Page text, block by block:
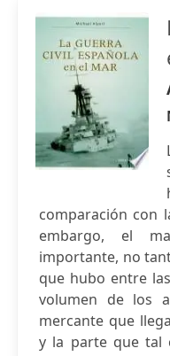
comparación con
embargo, el
importante, no
que hubo entre
volumen de los
mercante que
y la parte que tal